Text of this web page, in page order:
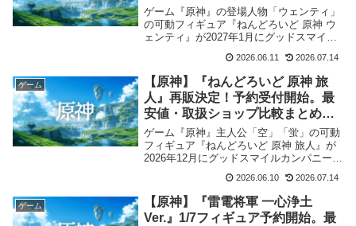
とめ【2027年1月発売】
ゲーム『原神』の登場人物「ウェンティ」
の可動フィギュア『ねんどろいど 原神 ウ
ェンティ』が2027年1月にグッドスマイル
始しました。当記事では各店舗の価格比較
や送料など情報をまとめました。
2026.06.11 2026.07.14
ゲーム
【原神】『ねんどろいど 原神 旅
人』再販決定！予約受付開始。最
安値・取扱ショップ比較まとめ
【2026年12月発売】
ゲーム『原神』主人公「空」「蛍」の可動
フィギュア『ねんどろいど 原神 旅人』が
2026年12月にグッドスマイルカンパニーか
当記事では各店舗の価格比較など情報をま
とめました。
2026.06.10 2026.07.14
ゲーム
【原神】『雷電将軍 一心浄土
Ver.』1/7フィギュア予約開始。最